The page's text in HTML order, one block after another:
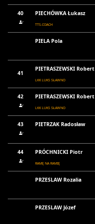
40 PIECHÓWKA Łukasz
TTS.COACH
PIELA Pola
41
PIETRASZEWSKI Robert
LKK LUKS SŁAWNO
42 PIETRASZEWSKI Robert
LKK LUKS SŁAWNO
43
PIETRZAK Radosław
44 PRÓCHNICKI Piotr
RAMĘ NA RAMIĘ
PRZESLAW Rozalia
PRZESLAW Józef